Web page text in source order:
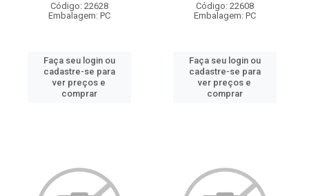
Código: 22628
Embalagem: PC
Faça seu login ou
cadastre-se para
ver preços e
comprar
Código: 22608
Embalagem: PC
Faça seu login ou
cadastre-se para
ver preços e
comprar